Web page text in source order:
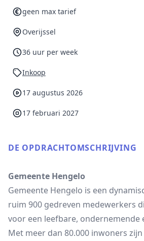
Interim opdrachten
geen max tarief
Overijssel
36 uur per week
Inkoop
17 augustus 2026
17 februari 2027
DE OPDRACHT­OMSCHRIJVING
Gemeente Hengelo
Gemeente Hengelo is een
ruim 900 gedreven medewerkers
voor een leefbare, ondernemende
Met meer dan 80.000 inwoners